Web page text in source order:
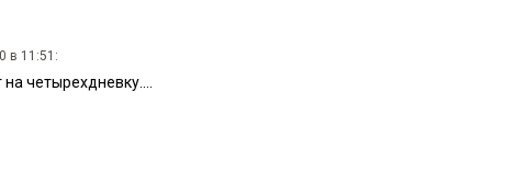
в 11:51:
четырехдневку....